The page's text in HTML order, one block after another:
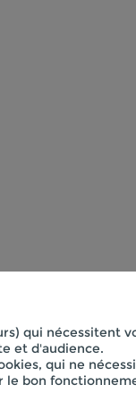
qui nécessitent
et d'audience.
qui ne
le bon